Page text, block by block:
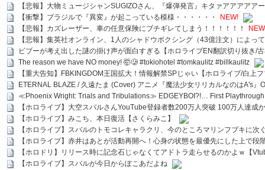
【悲報】大物ミュージシャンSUGIZOさん、『爆弾発言』キタァアアアアア
【衝撃】ブラジルで『異変』が起こっている模様・・・・・・
NEW!
【悲報】カズレーザー、車の任意保険にブチギレてしまう！！！！！！
【悲報】集英社オンライン、1人のシャドウボクシング（43億注文）によっ
ビブーが考え出した謎の掛け声が面白すぎる【ホロライブEN翻訳切り抜き/
The reason we have NO money! 🤯🥲 #tokiohotel #tomkaulitz #billkaulitz
【重大告知】FBKINGDOM王国拡大！情報解禁SPじゃい【ホロライブ/白上
ETERNAL BLAZE / 久遠たま (Cover) アニメ『魔法少女リリカルなのはA's』
≪Phoenix Wright: Trials and Tribulations≫ EDGEYBOI?!… First
【ホロライブ】大空スバルさんYouTube登録者数200万人突破 100万人達成
【ホロライブ】みこち、本日復活【さくらみこ】
【ホロライブ】スバルのトモコレキャラクリ、今のところマリンフブキに
【ホロライブ】赤井はあとが活動再開へ！心身の状態を最優先にした上で段
【ホロドリ】リリース時に記念石じゃなくてアドトラ走らせるのかよｗ【
【ホロライブ】スバルが今日からぽこあだよね